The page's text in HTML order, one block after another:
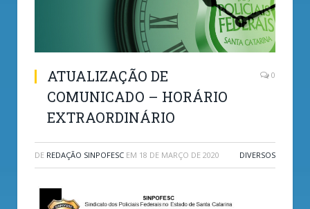
ATUALIZAÇÃO DE
COMUNICADO – HORÁRIO
EXTRAORDINÁRIO
0
DE REDAÇÃO SINPOFESC EM 18 DE MARÇO DE 2020 DIVERSOS